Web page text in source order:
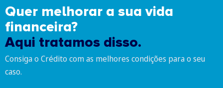
Quer melhorar a sua vida
financeira?
Aqui tratamos disso.
Consiga o Crédito com as melhores condições para o seu
caso.